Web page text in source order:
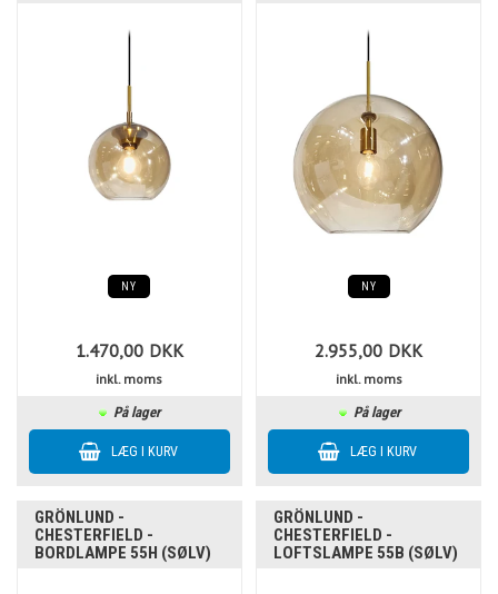
NY
1.470,00 DKK
inkl. moms
På lager
NY
2.955,00 DKK
inkl. moms
På lager
GRÖNLUND -
CHESTERFIELD -
BORDLAMPE 55H (SØLV)
GRÖNLUND -
CHESTERFIELD -
LOFTSLAMPE 55B (SØLV)